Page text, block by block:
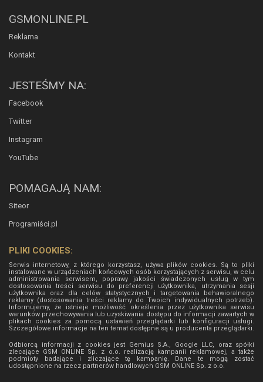
GSMONLINE.PL
Reklama
Kontakt
JESTEŚMY NA:
Facebook
Twitter
Instagram
YouTube
POMAGAJĄ NAM:
Siteor
Programiści.pl
PLIKI COOKIES:
Serwis internetowy, z którego korzystasz, używa plików cookies. Są to pliki
instalowane w urządzeniach końcowych osób korzystających z serwisu, w celu
administrowania serwisem, poprawy jakości świadczonych usług w tym
dostosowania treści serwisu do preferencji użytkownika, utrzymania sesji
użytkownika oraz dla celów statystycznych i targetowania behawioralnego
reklamy (dostosowania treści reklamy do Twoich indywidualnych potrzeb).
Informujemy, że istnieje możliwość określenia przez użytkownika serwisu
warunków przechowywania lub uzyskiwania dostępu do informacji zawartych w
plikach cookies za pomocą ustawień przeglądarki lub konfiguracji usługi.
Szczegółowe informacje na ten temat dostępne są u producenta przeglądarki.
Odbiorcą informacji z cookies jest Gemius S.A., Google LLC, oraz spółki
zlecające GSM ONLINE Sp. z o.o. realizację kampanii reklamowej, a także
podmioty badające i zliczające tę kampanię. Dane te mogą zostać
udostępnione na rzecz partnerów handlowych GSM ONLINE Sp. z o.o.